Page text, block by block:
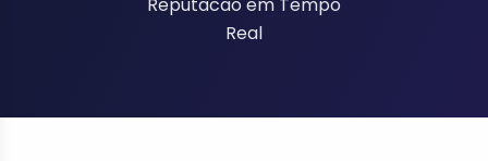
Reputacao em Tempo
Real